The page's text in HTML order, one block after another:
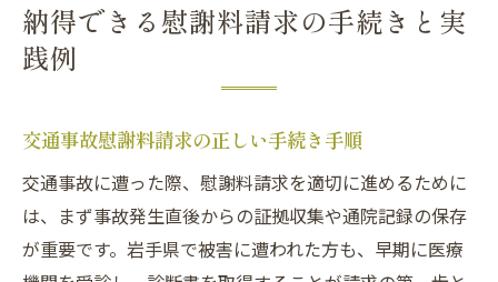
納得できる慰謝料請求の手続きと実
践例
交通事故慰謝料請求の正しい手続き手順
交通事故に遭った際、慰謝料請求を適切に進めるために
は、まず事故発生直後からの証拠収集や通院記録の保存
が重要です。岩手県で被害に遭われた方も、早期に医療